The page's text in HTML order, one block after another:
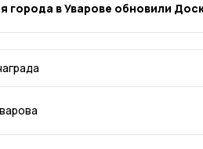
города в Уварове обновили